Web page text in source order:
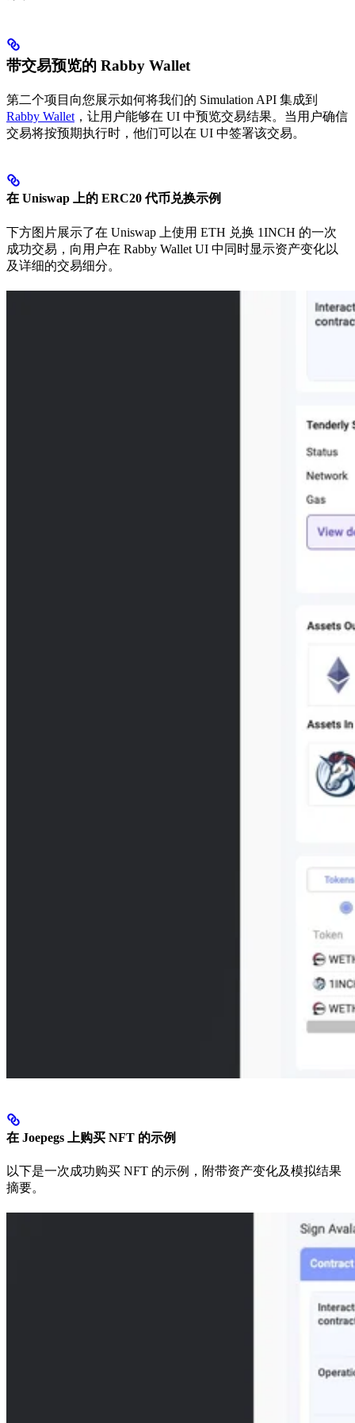
带交易预览的 Rabby Wallet
第二个项目向您展示如何将我们的 Simulation API 集成到
Rabby Wallet ，让用户能够在 UI 中预览交易结果。当用户确信
交易将按预期执行时，他们可以在 UI 中签署该交易。
在 Uniswap 上的 ERC20 代币兑换示例
下方图片展示了在 Uniswap 上使用 ETH 兑换 1INCH 的一次
成功交易，向用户在 Rabby Wallet UI 中同时显示资产变化以
及详细的交易细分。
在 Joepegs 上购买 NFT 的示例
以下是一次成功购买 NFT 的示例，附带资产变化及模拟结果
摘要。